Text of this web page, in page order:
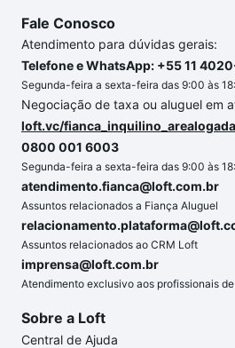
Fale Conosco
Atendimento para dúvidas gerais:
Telefone e WhatsApp: +55 11
Segunda-feira a sexta-feira das 9:00 às
Negociação de taxa ou aluguel em
loft.vc/fianca_inquilino_arealogada
0800 001 6003
Segunda-feira a sexta-feira das 9:00 às
atendimento.fianca@loft.com.br
Assuntos relacionados a Fiança Aluguel
Assuntos relacionados ao CRM Loft
imprensa@loft.com.br
Atendimento exclusivo aos profissionais
Sobre a Loft
Central de Ajuda